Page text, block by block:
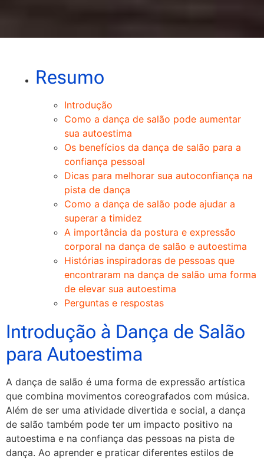
Resumo
Introdução
Como a dança de salão pode aumentar
sua autoestima
Os benefícios da dança de salão para a
confiança pessoal
Dicas para melhorar sua autoconfiança na
pista de dança
Como a dança de salão pode ajudar a
superar a timidez
A importância da postura e expressão
corporal na dança de salão e autoestima
Histórias inspiradoras de pessoas que
encontraram na dança de salão uma forma
de elevar sua autoestima
Perguntas e respostas
Introdução à Dança de Salão
para Autoestima
A dança de salão é uma forma de expressão artística
que combina movimentos coreografados com música.
Além de ser uma atividade divertida e social, a dança
de salão também pode ter um impacto positivo na
autoestima e na confiança das pessoas na pista de
dança. Ao aprender e praticar diferentes estilos de